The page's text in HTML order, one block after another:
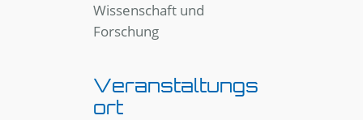
Wissenschaft und
Forschung
Veranstaltungs
ort